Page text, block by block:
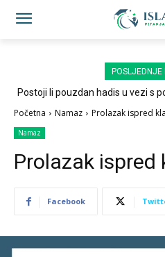
POSLJEDNJE
Postoji li pouzdan hadis u vezi s
Početna Namaz Prolazak ispred
Namaz
Prolazak ispred
Facebook